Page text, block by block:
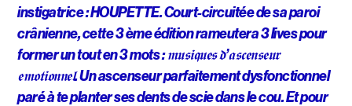
instigatrice : HOUPETTE. Court-circuitée de sa paroi
crânienne, cette 3 ème édition rameutera 3 lives pour
former un tout en 3 mots : 𝖒𝖚𝖘𝖎𝖖𝖚𝖊𝖘 𝖉’𝖆𝖘𝖈𝖊𝖓𝖘𝖊𝖚𝖗
𝖊𝖒𝖔𝖙𝖎𝖔𝖓𝖓𝖊𝖑. Un ascenseur parfaitement dysfonctionnel
paré à te planter ses dents de scie dans le cou. Et pour